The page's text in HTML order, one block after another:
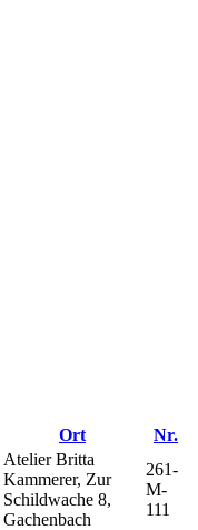
Ort Nr.
Atelier Britta
Kammerer, Zur
Schildwache 8,
Gachenbach
261-
M-
111